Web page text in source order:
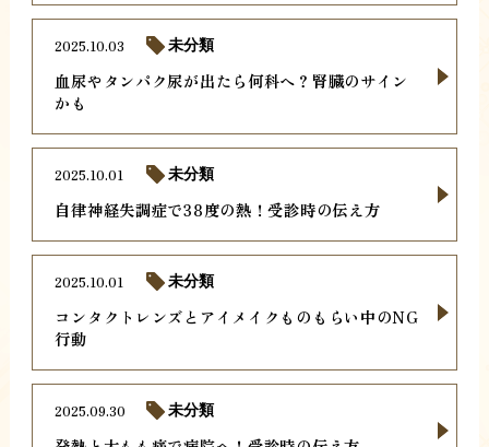
血尿やタンパク尿が出たら何科へ？腎臓のサイン
かも
2025.10.03 未分類
自律神経失調症で38度の熱！受診時の伝え方
2025.10.01 未分類
コンタクトレンズとアイメイクものもらい中のNG
行動
2025.10.01 未分類
2025.09.30 未分類